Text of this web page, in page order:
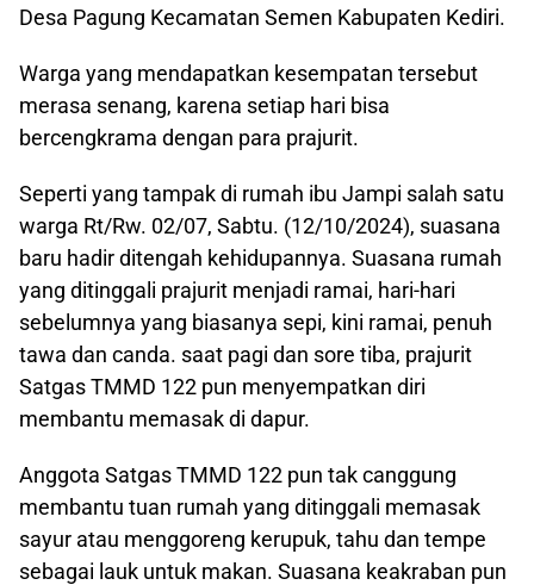
Desa Pagung Kecamatan Semen Kabupaten Kediri.
Warga yang mendapatkan kesempatan tersebut
merasa senang, karena setiap hari bisa
bercengkrama dengan para prajurit.
Seperti yang tampak di rumah ibu Jampi salah satu
warga Rt/Rw. 02/07, Sabtu. (12/10/2024), suasana
baru hadir ditengah kehidupannya. Suasana rumah
yang ditinggali prajurit menjadi ramai, hari-hari
sebelumnya yang biasanya sepi, kini ramai, penuh
tawa dan canda. saat pagi dan sore tiba, prajurit
Satgas TMMD 122 pun menyempatkan diri
membantu memasak di dapur.
Anggota Satgas TMMD 122 pun tak canggung
membantu tuan rumah yang ditinggali memasak
sayur atau menggoreng kerupuk, tahu dan tempe
sebagai lauk untuk makan. Suasana keakraban pun